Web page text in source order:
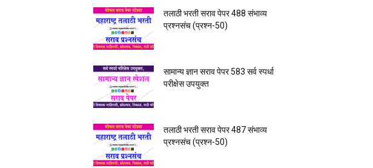
तलाठी भरती सराव पेपर 488 संभाव्य
प्रश्नसंच (प्रश्न-50)
सामान्य ज्ञान सराव पेपर 583 सर्व स्पर्धा
परीक्षेस उपयुक्त
तलाठी भरती सराव पेपर 487 संभाव्य
प्रश्नसंच (प्रश्न-50)